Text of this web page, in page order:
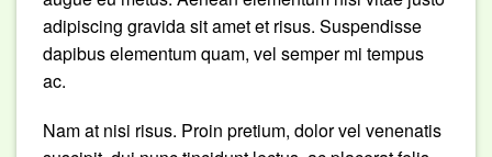
adipiscing gravida sit amet et risus. Suspendisse
dapibus elementum quam, vel semper mi tempus
ac.
Nam at nisi risus. Proin pretium, dolor vel venenatis